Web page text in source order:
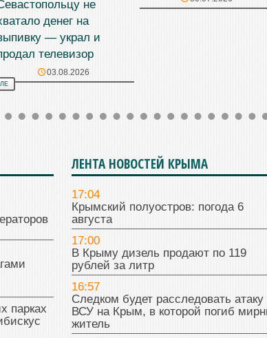
не
денег на
— украл и
телевизор
03.08.2026
парках
ЛЕНТА НОВОСТЕЙ КРЫМА
17:04
Крымский полуостров: погода 6
августа
17:00
В Крыму дизель продают по 119
рублей за литр
16:57
Следком будет расследовать атаку
ВСУ на Крым, в которой погиб
житель